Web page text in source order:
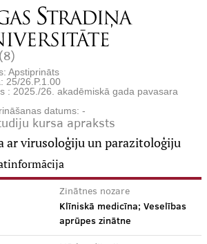
Apstiprināts
25/26.P.1.00
: 2025./26. akadēmiskā gada pavasara
datums: -
kursa apraksts
ar virusoloģiju un parazitoloģiju
Zinātnes nozare
Klīniskā medicīna; Veselības
aprūpes zinātne